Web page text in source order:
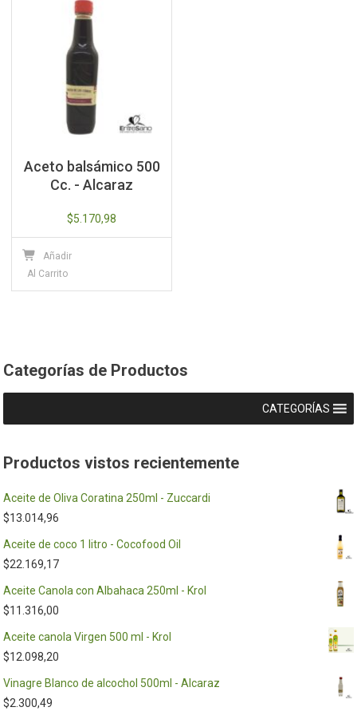
Aceto balsámico 500
Cc. - Alcaraz
$5.170,98
Añadir
Al Carrito
Categorías de Productos
CATEGORÍAS
Productos vistos recientemente
Aceite de Oliva Coratina 250ml - Zuccardi
$13.014,96
Aceite de coco 1 litro - Cocofood Oil
$22.169,17
Aceite Canola con Albahaca 250ml - Krol
$11.316,00
Aceite canola Virgen 500 ml - Krol
$12.098,20
Vinagre Blanco de alcochol 500ml - Alcaraz
$2.300,49